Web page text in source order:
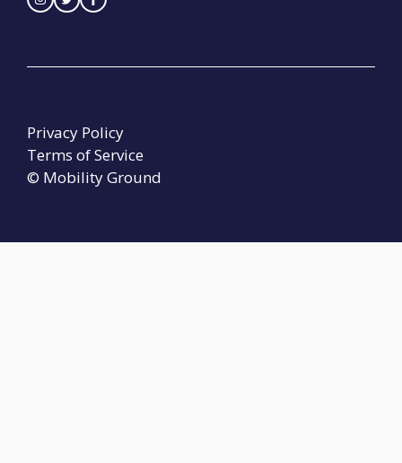
© Mobility Ground
Privacy Policy
Terms of Service